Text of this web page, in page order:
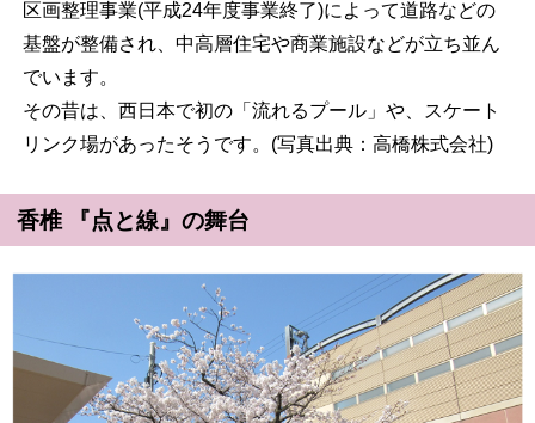
区画整理事業(平成24年度事業終了)によって道路などの
基盤が整備され、中高層住宅や商業施設などが立ち並ん
でいます。
その昔は、西日本で初の「流れるプール」や、スケート
リンク場があったそうです。(写真出典：高橋株式会社)
香椎 『点と線』の舞台